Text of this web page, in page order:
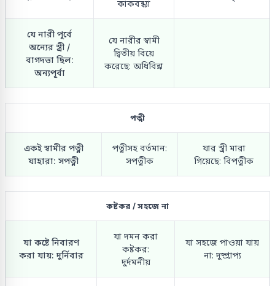
কাকবন্ধ্যা
যে নারী পূর্বে
অন্যের স্ত্রী /
বাগদত্তা ছিল:
অন্যপূর্বা
যে নারীর স্বামী
দ্বিতীয় বিয়ে
করেছে: অধিবিন্না
পত্নী
একই স্বামীর পত্নী
যাহারা: সপত্নী
পত্নীসহ বর্তমান:
সপত্নীক
যার স্ত্রী মারা
গিয়েছে: বিপত্নীক
কষ্টকর / সহজে না
যা কষ্টে নিবারণ
করা যায়: দুর্নিবার
যা দমন করা
কষ্টকর:
দুর্দমনীয়
যা সহজে পাওয়া যায়
না: দুষ্প্রাপ্য